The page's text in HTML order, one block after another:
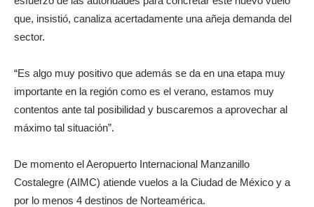
que, insistió, canaliza acertadamente una añeja demanda del
sector.
“Es algo muy positivo que además se da en una etapa muy
importante en la región como es el verano, estamos muy
contentos ante tal posibilidad y buscaremos a aprovechar al
máximo tal situación”.
De momento el Aeropuerto Internacional Manzanillo
Costalegre (AIMC) atiende vuelos a la Ciudad de México y a
por lo menos 4 destinos de Norteamérica.